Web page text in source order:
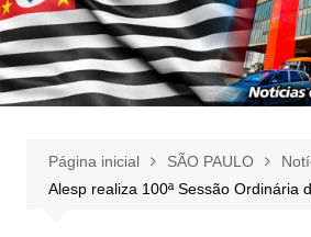
Página inicial SÃO PAULO
Alesp realiza 100ª Sessão Ordinária